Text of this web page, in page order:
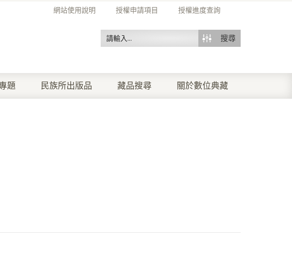
網站使用說明 授權申請項目 授權進度查詢
搜尋
題 民族所出版品 藏品搜尋 關於數位典藏